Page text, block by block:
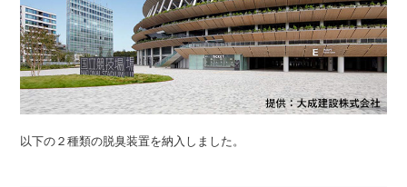
以下の２種類の脱臭装置を納入しました。